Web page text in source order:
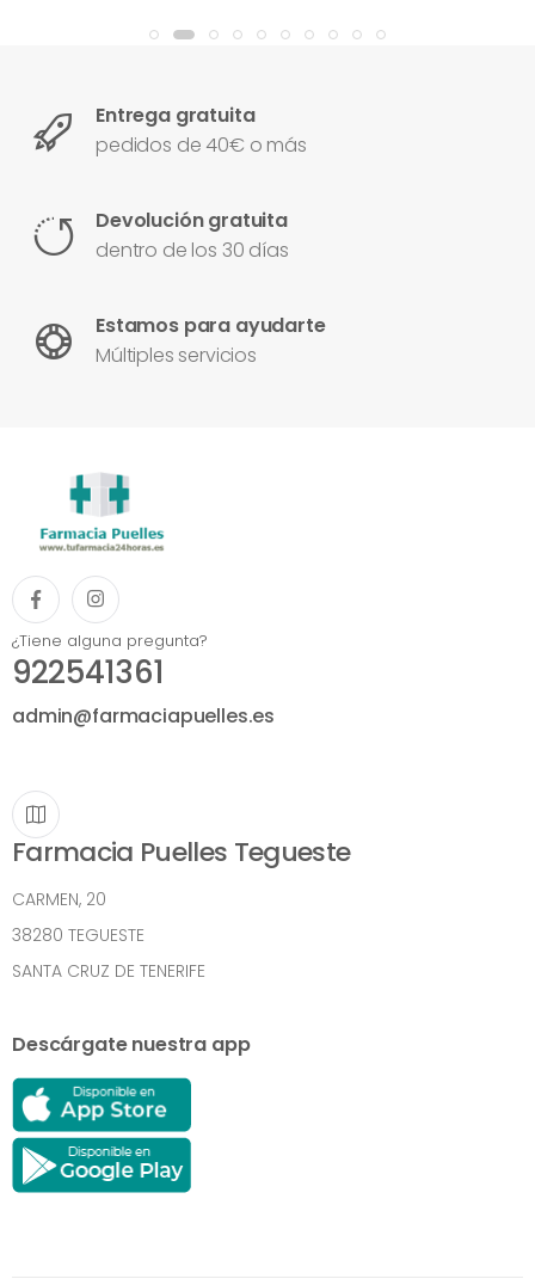
Entrega gratuita
pedidos de 40€ o más
Devolución gratuita
dentro de los 30 días
Estamos para ayudarte
Múltiples servicios
¿Tiene alguna pregunta?
922541361
admin@farmaciapuelles.es
Farmacia Puelles Tegueste
CARMEN, 20
38280 TEGUESTE
SANTA CRUZ DE TENERIFE
Descárgate nuestra app